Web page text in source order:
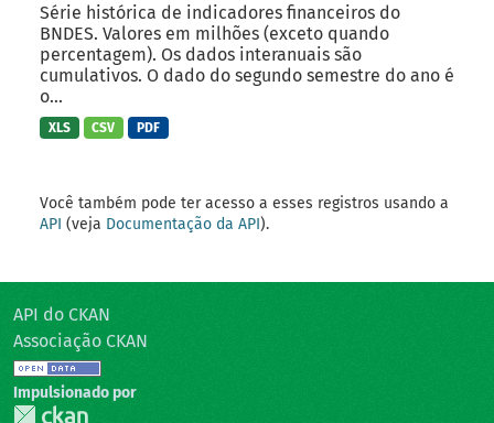
Série histórica de indicadores financeiros do
BNDES. Valores em milhões (exceto quando
percentagem). Os dados interanuais são
cumulativos. O dado do segundo semestre do ano é
o...
XLS CSV PDF
Você também pode ter acesso a esses registros usando a
API (veja Documentação da API).
API do CKAN
Associação CKAN
Impulsionado por